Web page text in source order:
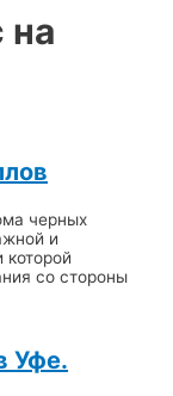
на
черных
и
со стороны
Уфе.